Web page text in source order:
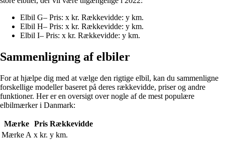
Elbil G– Pris: x kr. Rækkevidde: y km.
Elbil H– Pris: x kr. Rækkevidde: y km.
Elbil I– Pris: x kr. Rækkevidde: y km.
Sammenligning af elbiler
For at hjælpe dig med at vælge den rigtige elbil, kan du sammenligne
forskellige modeller baseret på deres rækkevidde, priser og andre
funktioner. Her er en oversigt over nogle af de mest populære
elbilmærker i Danmark:
Mærke Pris Rækkevidde
Mærke A x kr. y km.